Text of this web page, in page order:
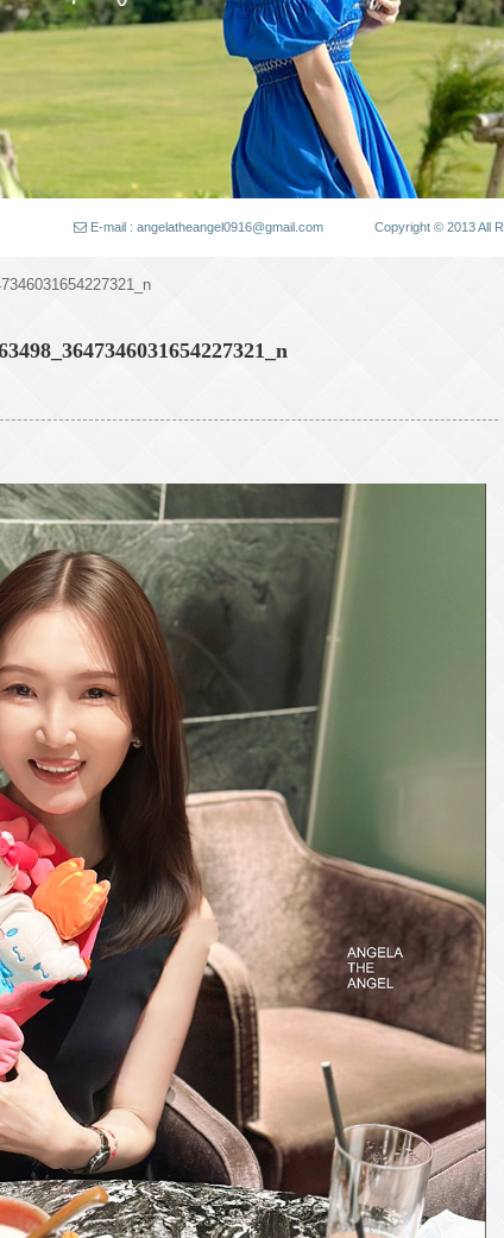
E-mail : angelatheangel0916@gmail.com Copyright © 2013 All